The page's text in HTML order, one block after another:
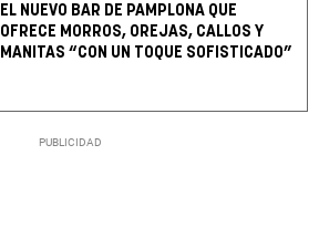
EL NUEVO BAR DE PAMPLONA QUE
OFRECE MORROS, OREJAS, CALLOS Y
MANITAS “CON UN TOQUE SOFISTICADO”